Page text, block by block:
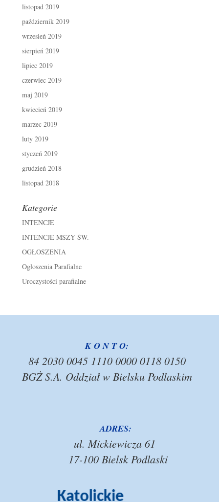
listopad 2019
październik 2019
wrzesień 2019
sierpień 2019
lipiec 2019
czerwiec 2019
maj 2019
kwiecień 2019
marzec 2019
luty 2019
styczeń 2019
grudzień 2018
listopad 2018
Kategorie
INTENCJE
INTENCJE MSZY ŚW.
OGŁOSZENIA
Ogłoszenia Parafialne
Uroczystości parafialne
K O N T O:
84 2030 0045 1110 0000 0118 0150
BGŻ S.A. Oddział w Bielsku Podlaskim
ADRES:
ul. Mickiewicza 61
17-100 Bielsk Podlaski